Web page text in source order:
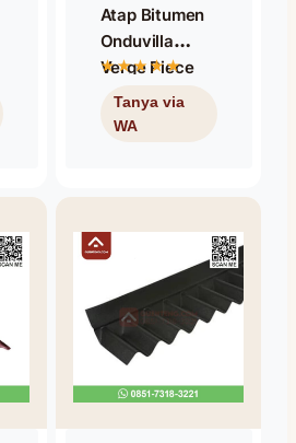
Atap Bitumen
Onduvilla
Verge Piece
Anthracite
Black / Nok